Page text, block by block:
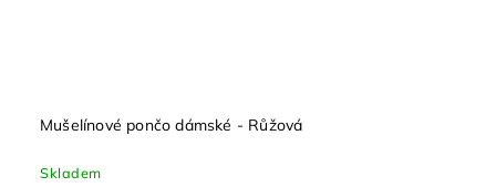
Mušelínové pončo dámské - Růžová
Skladem